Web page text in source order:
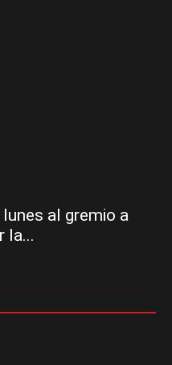
al gremio a
la...